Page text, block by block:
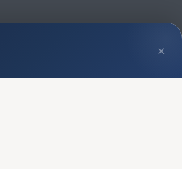
КОНТАКТЫ
×